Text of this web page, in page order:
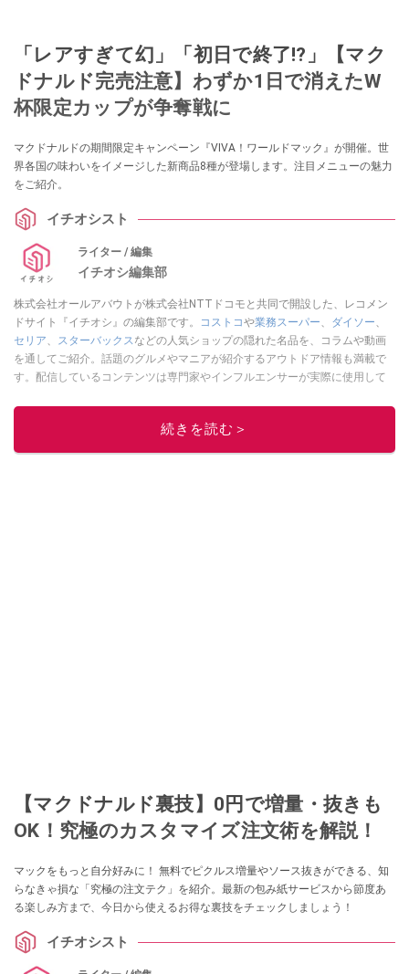
「レアすぎて幻」「初日で終了!?」【マク
ドナルド完売注意】わずか1日で消えたW
杯限定カップが争奪戦に
マクドナルドの期間限定キャンペーン『VIVA！ワールドマック』が開催。世
界各国の味わいをイメージした新商品8種が登場します。注目メニューの魅力
をご紹介。
イチオシスト
ライター / 編集
イチオシ編集部
株式会社オールアバウトが株式会社NTTドコモと共同で開設した、レコメン
ドサイト『イチオシ』の編集部です。
コストコや業務スーパー、 ダイソー、
セリア、 スターバックスなどの人気ショップの隠れた名品を、コラムや動画
を通してご紹介。話題のグルメやマニアが紹介するアウトドア情報も満載で
す。配信しているコンテンツは専門家やインフルエンサーが実際に使用して
ニュースでフォロー
続きを読む＞
【マクドナルド裏技】0円で増量・抜きも
OK！究極のカスタマイズ注文術を解説！
マックをもっと自分好みに！ 無料でピクルス増量やソース抜きができる、知
らなきゃ損な「究極の注文テク」を紹介。最新の包み紙サービスから節度あ
る楽しみ方まで、今日から使えるお得な裏技をチェックしましょう！
イチオシスト